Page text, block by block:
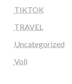
TIKTOK
TRAVEL
Uncategorized
Voli